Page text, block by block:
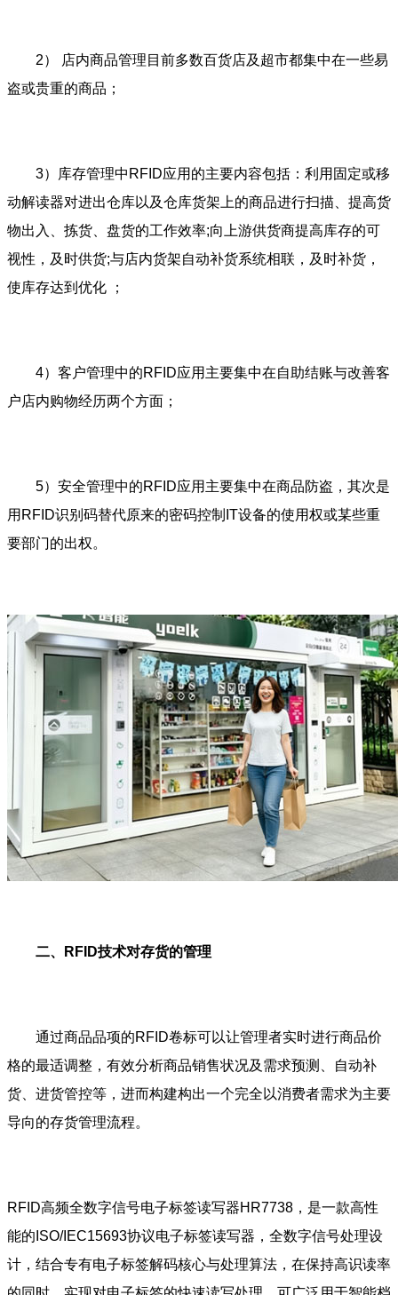
2） 店内商品管理目前多数百货店及超市都集中在一些易
盗或贵重的商品；
3）库存管理中RFID应用的主要内容包括：利用固定或移
动解读器对进出仓库以及仓库货架上的商品进行扫描、提高货
物出入、拣货、盘货的工作效率;向上游供货商提高库存的可
视性，及时供货;与店内货架自动补货系统相联，及时补货，
使库存达到优化 ；
4）客户管理中的RFID应用主要集中在自助结账与改善客
户店内购物经历两个方面；
5）安全管理中的RFID应用主要集中在商品防盗，其次是
用RFID识别码替代原来的密码控制IT设备的使用权或某些重
要部门的出权。
二、RFID技术对存货的管理
通过商品品项的RFID卷标可以让管理者实时进行商品价
格的最适调整，有效分析商品销售状况及需求预测、自动补
货、进货管控等，进而构建构出一个完全以消费者需求为主要
导向的存货管理流程。
RFID高频全数字信号电子标签读写器HR7738，是一款高性
能的ISO/IEC15693协议电子标签读写器，全数字信号处理设
计，结合专有电子标签解码核心与处理算法，在保持高识读率